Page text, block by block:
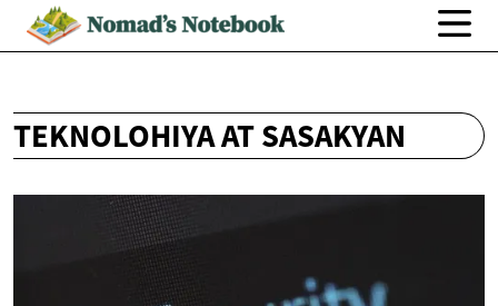
TEKNOLOHIYA AT SASAKYAN